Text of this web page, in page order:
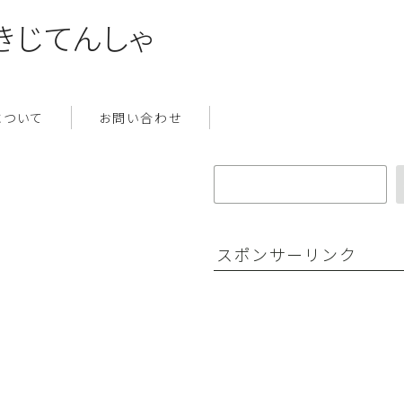
じてんしゃ
いて お問い合わせ
スポンサーリンク